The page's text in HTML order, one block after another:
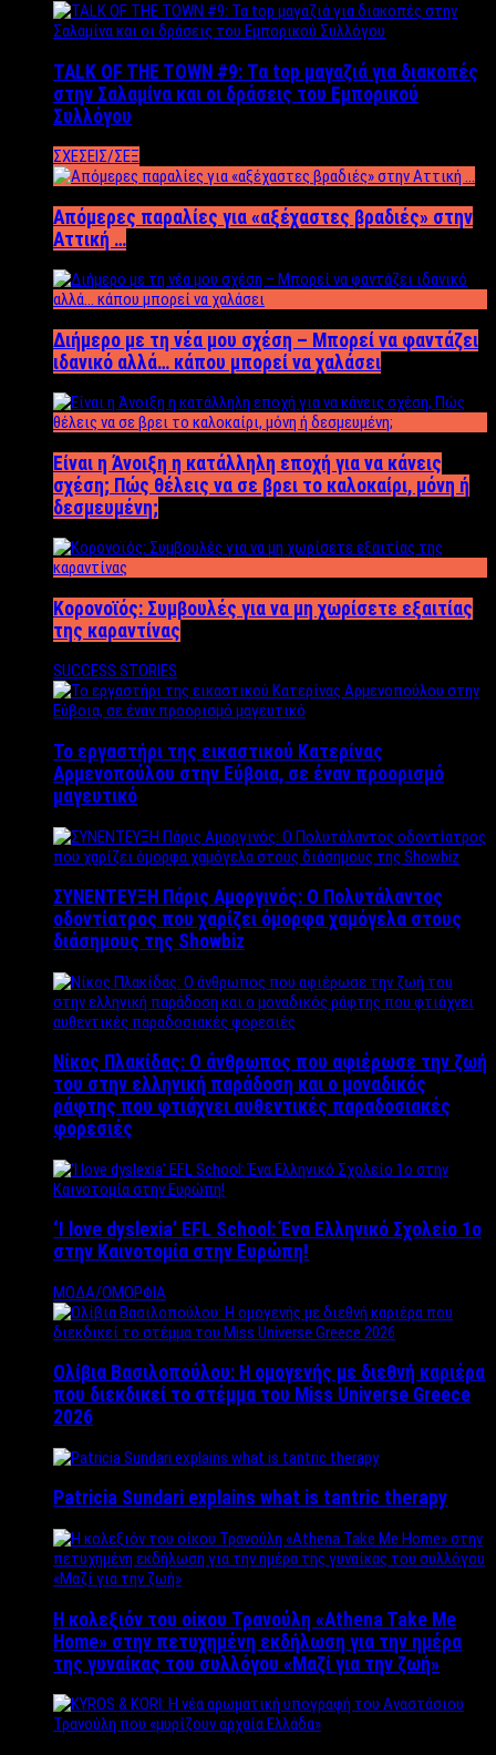
TALK OF THE TOWN #9: Τα top μαγαζιά για διακοπές
στην Σαλαμίνα και οι δράσεις του Εμπορικού
Συλλόγου
ΣΧΕΣΕΙΣ/ΣΕΞ
Απόμερες παραλίες για «αξέχαστες βραδιές» στην
Αττική …
Διήμερο με τη νέα μου σχέση – Μπορεί να φαντάζει
ιδανικό αλλά… κάπου μπορεί να χαλάσει
Είναι η Άνοιξη η κατάλληλη εποχή για να κάνεις
σχέση; Πώς θέλεις να σε βρει το καλοκαίρι, μόνη ή
δεσμευμένη;
Κορονοϊός: Συμβουλές για να μη χωρίσετε εξαιτίας
της καραντίνας
SUCCESS STORIES
Το εργαστήρι της εικαστικού Κατερίνας
Αρμενοπούλου στην Εύβοια, σε έναν προορισμό
μαγευτικό
ΣΥΝΕΝΤΕΥΞΗ Πάρις Αμοργινός: O Πολυτάλαντος
οδοντίατρος που χαρίζει όμορφα χαμόγελα στους
διάσημους της Showbiz
Νίκος Πλακίδας: O άνθρωπος που αφιέρωσε την ζωή
του στην ελληνική παράδοση και ο μοναδικός
ράφτης που φτιάχνει αυθεντικές παραδοσιακές
φορεσιές
‘Ι love dyslexia’ EFL School: Ένα Ελληνικό Σχολείo 1ο
στην Καινοτομία στην Ευρώπη!
ΜΟΔΑ/ΟΜΟΡΦΙΑ
Ολίβια Βασιλοπούλου: Η ομογενής με διεθνή καριέρα
που διεκδικεί το στέμμα του Miss Universe Greece
2026
Patricia Sundari explains what is tantric therapy
Η κολεξιόν του οίκου Τρανούλη «Athena Take Me
Home» στην πετυχημένη εκδήλωση για την ημέρα
της γυναίκας του συλλόγου «Μαζί για την ζωή»